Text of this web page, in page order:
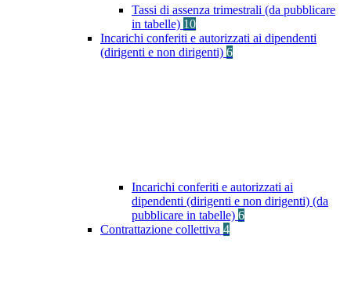
Tassi di assenza trimestrali (da pubblicare
in tabelle) 10
Incarichi conferiti e autorizzati ai dipendenti
(dirigenti e non dirigenti) 6
Incarichi conferiti e autorizzati ai
dipendenti (dirigenti e non dirigenti) (da
pubblicare in tabelle) 6
Contrattazione collettiva 4